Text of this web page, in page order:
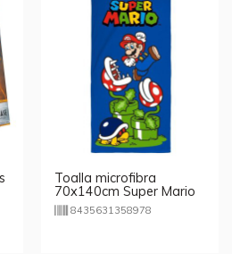
Toalla microfibra
70x140cm Super Mario
8435631358978